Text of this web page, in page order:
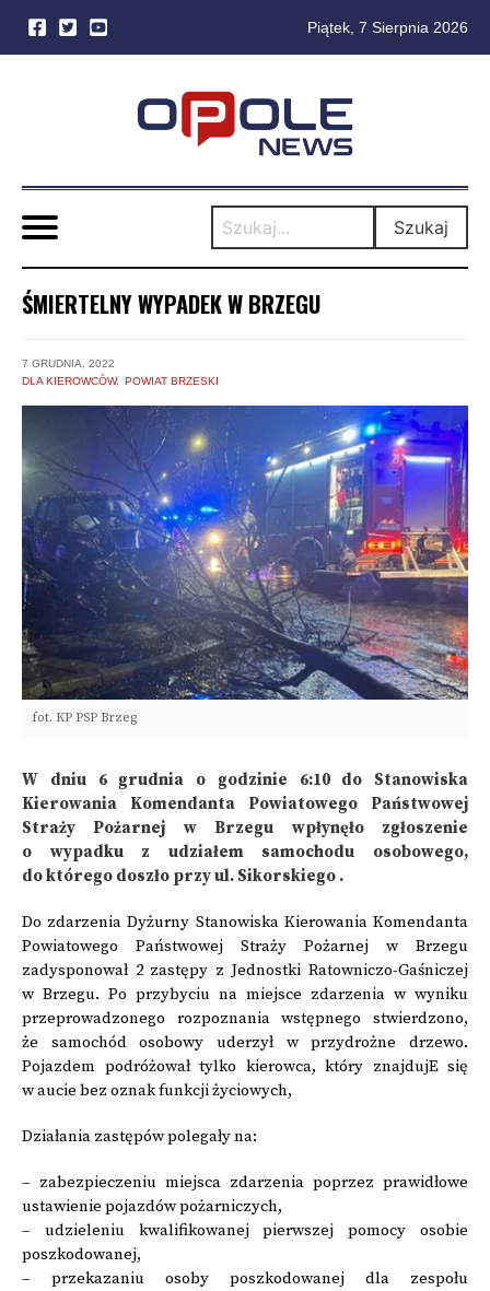
Piątek, 7 Sierpnia 2026
Szukaj
ŚMIERTELNY WYPADEK W BRZEGU
7 GRUDNIA, 2022
DLA KIEROWCÓW
POWIAT BRZESKI
fot. KP PSP Brzeg
W dniu 6 grudnia o godzinie 6:10 do Stanowiska
Kierowania Komendanta Powiatowego Państwowej
Straży Pożarnej w Brzegu wpłynęło zgłoszenie
o wypadku z udziałem samochodu osobowego,
do którego doszło przy ul. Sikorskiego .
Do zdarzenia Dyżurny Stanowiska Kierowania Komendanta
Powiatowego Państwowej Straży Pożarnej w Brzegu
zadysponował 2 zastępy z Jednostki Ratowniczo-Gaśniczej
w Brzegu. Po przybyciu na miejsce zdarzenia w wyniku
przeprowadzonego rozpoznania wstępnego stwierdzono,
że samochód osobowy uderzył w przydrożne drzewo.
Pojazdem podróżował tylko kierowca, który znajdujE się
w aucie bez oznak funkcji życiowych,
Działania zastępów polegały na:
– zabezpieczeniu miejsca zdarzenia poprzez prawidłowe
ustawienie pojazdów pożarniczych,
– udzieleniu kwalifikowanej pierwszej pomocy osobie
poszkodowanej,
– przekazaniu osoby poszkodowanej dla zespołu